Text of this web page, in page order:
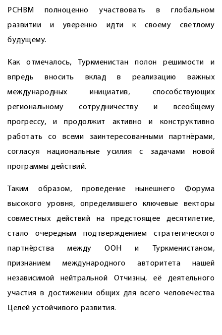
РСНВМ полноценно участвовать в глобальном
развитии и уверенно идти к своему светлому
будущему.
Как отмечалось, Туркменистан полон решимости и
впредь вносить вклад в реализацию важных
международных инициатив, способствующих
региональному сотрудничеству и всеобщему
прогрессу, и продолжит активно и конструктивно
работать со всеми заинтересованными партнёрами,
согласуя национальные усилия с задачами новой
программы действий.
Таким образом, проведение нынешнего Форума
высокого уровня, определившего ключевые векторы
совместных действий на предстоящее десятилетие,
стало очередным подтверждением стратегического
партнёрства между ООН и Туркменистаном,
признанием международного авторитета нашей
независимой нейтральной Отчизны, её деятельного
участия в достижении общих для всего человечества
Целей устойчивого развития.